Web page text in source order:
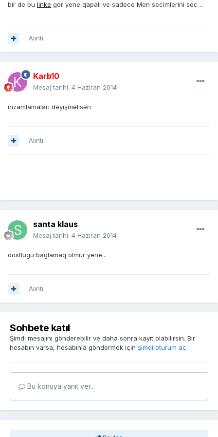
bir de bu linke gor yene qapali ve sadece Men secimlerini sec ...
Alıntı
Karb10
Mesaj tarihi: 4 Haziran 2014
nizamlamaları dəyişməlisən
Alıntı
santa klaus
Mesaj tarihi: 4 Haziran 2014
dostlugu baglamaq olmur yene...
Alıntı
Sohbete katıl
Şimdi mesajını gönderebilir ve daha sonra kayıt olabilirsin. Bir
hesabın varsa, hesabınla göndermek için şimdi oturum aç.
Bu konuya yanıt ver...